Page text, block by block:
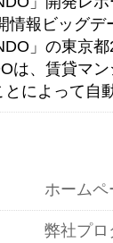
報ビッグデ
」の東京
は、賃貸マ
によって自
ホーム
弊社プロ